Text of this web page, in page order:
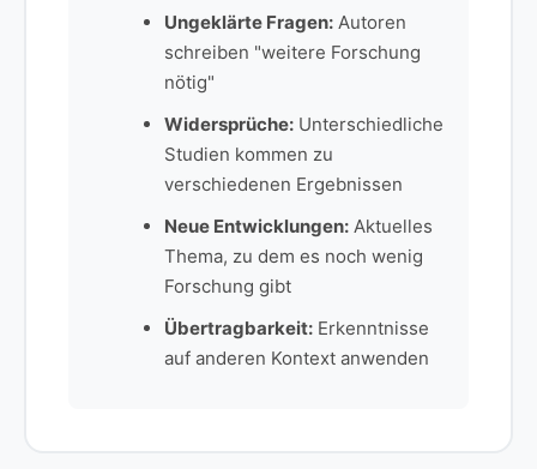
Ungeklärte Fragen: Autoren
schreiben "weitere Forschung
nötig"
Widersprüche: Unterschiedliche
Studien kommen zu
verschiedenen Ergebnissen
Neue Entwicklungen: Aktuelles
Thema, zu dem es noch wenig
Forschung gibt
Übertragbarkeit: Erkenntnisse
auf anderen Kontext anwenden